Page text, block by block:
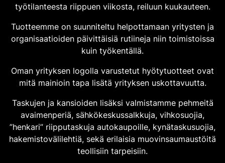
työtilanteesta riippuen viikosta, reiluun kuukauteen.
Tuotteemme on suunniteltu helpottamaan yritysten ja
organisaatioiden päivittäisiä rutiineja niin toimistoissa
kuin työkentällä.
Oman yrityksen logolla varustetut hyötytuotteet ovat
mitä mainioin tapa lisätä yrityksen uskottavuutta.
Taskujen ja kansioiden lisäksi valmistamme pehmeitä
avaimenperiä, sähkökeskussalkkuja, vihkosuojia,
”henkari” riipputaskuja autokaupoille, kynätaskusuojia,
hakemistovälilehtiä, sekä erilaisia muovinsaumaustöitä
teollisiin tarpeisiin.